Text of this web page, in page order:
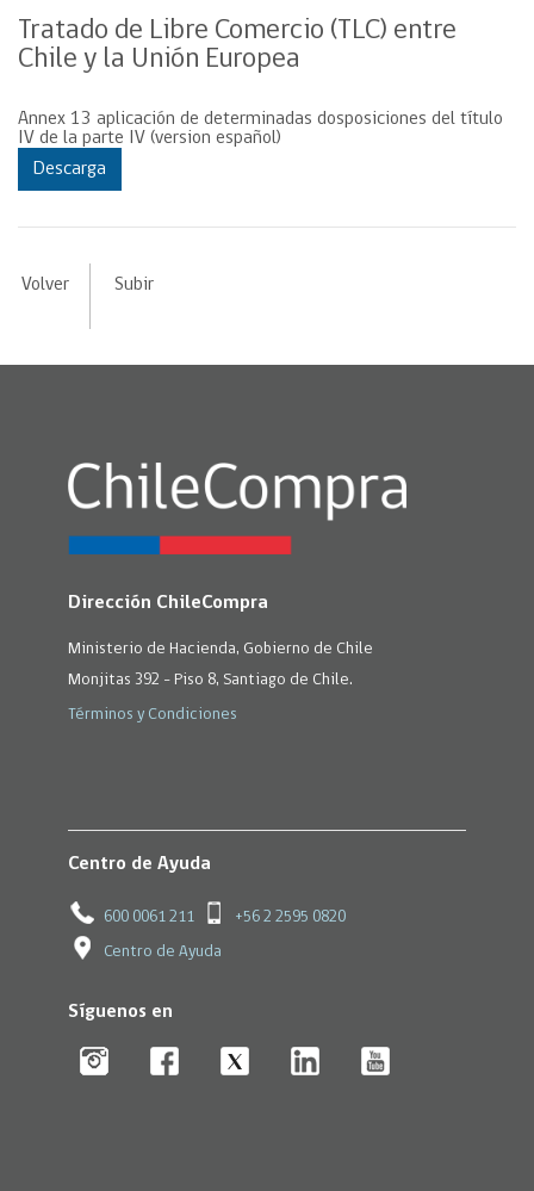
Tratado de Libre Comercio (TLC) entre
Chile y la Unión Europea
Annex 13 aplicación de determinadas dosposiciones del título
IV de la parte IV (version español)
Descarga
Volver Subir
Dirección ChileCompra
Ministerio de Hacienda, Gobierno de Chile
Monjitas 392 - Piso 8, Santiago de Chile.
Términos y Condiciones
Centro de Ayuda
600 0061 211 +56 2 2595 0820
Centro de Ayuda
Síguenos en